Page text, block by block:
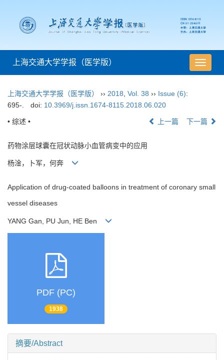
导
航
上海交通大学学报（医学版）
上海交通大学学报（医学版） ›› 2018 Vol. 38 ›› Issue (6):
695-.
doi: 10.3969/j.issn.1674-8115.2018.06.020
• 综述 • 上一篇 下一篇
药物涂层球囊在冠状动脉小血管病变中的应用
杨淦，卜军，何奔
Application of drug-coated balloons in treatment of coronary small
vessel diseases
YANG Gan, PU Jun, HE Ben
PDF (PC)
1938
摘要/Abstract